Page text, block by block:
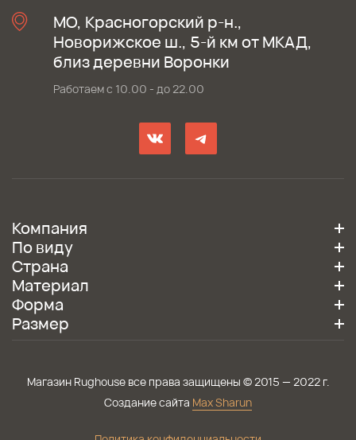
МО, Красногорский р-н.,
Новорижское ш., 5-й км от МКАД,
близ деревни Воронки
Работаем с 10.00 - до 22.00
Компания
По виду
Страна
Материал
Форма
Размер
Магазин Rughouse все права защищены © 2015 — 2022 г.
Создание сайта Max Sharun